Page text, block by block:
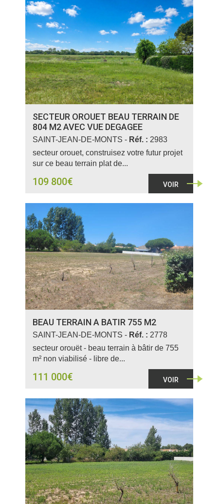
SECTEUR OROUET BEAU TERRAIN DE
804 M2 AVEC VUE DEGAGEE
SAINT-JEAN-DE-MONTS - Réf. : 2983
secteur orouet, construisez votre futur projet
sur ce beau terrain plat de...
109 800€ VOIR
BEAU TERRAIN A BATIR 755 M2
SAINT-JEAN-DE-MONTS - Réf. : 2778
secteur orouët - beau terrain à bâtir de 755
m² non viabilisé - libre de...
111 000€ VOIR